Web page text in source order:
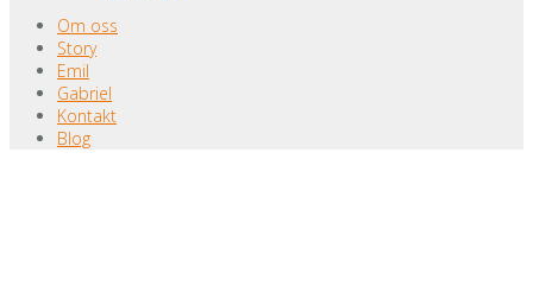
Om oss
Story
Emil
Gabriel
Kontakt
Blog